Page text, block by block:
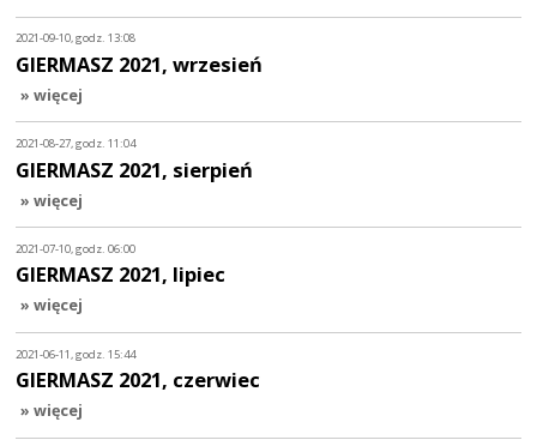
2021-09-10, godz. 13:08
GIERMASZ 2021, wrzesień
» więcej
2021-08-27, godz. 11:04
GIERMASZ 2021, sierpień
» więcej
2021-07-10, godz. 06:00
GIERMASZ 2021, lipiec
» więcej
2021-06-11, godz. 15:44
GIERMASZ 2021, czerwiec
» więcej